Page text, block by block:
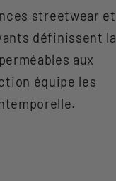
streetwear et
définissent la
aux
équipe les